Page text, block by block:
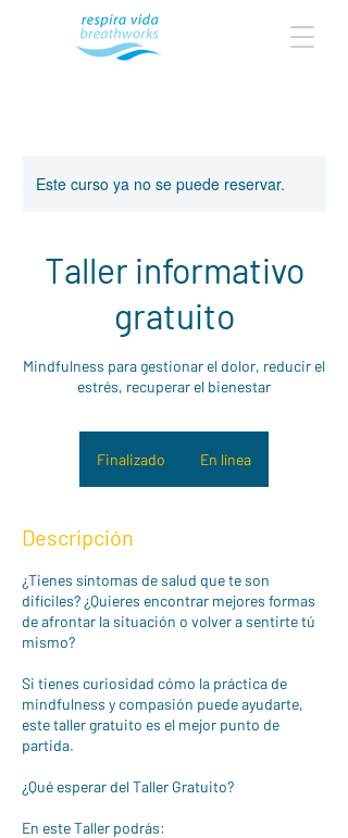
Este curso ya no se puede reservar.
Taller informativo
gratuito
Mindfulness para gestionar el dolor, reducir el
estrés, recuperar el bienestar
Finalizado
z
a
d
En línea
Descripción
¿Tienes síntomas de salud que te son
difíciles? ¿Quieres encontrar mejores formas
de afrontar la situación o volver a sentirte tú
mismo?
Si tienes curiosidad cómo la práctica de
mindfulness y compasión puede ayudarte,
este taller gratuito es el mejor punto de
partida.
¿Qué esperar del Taller Gratuito?
En este Taller podrás: